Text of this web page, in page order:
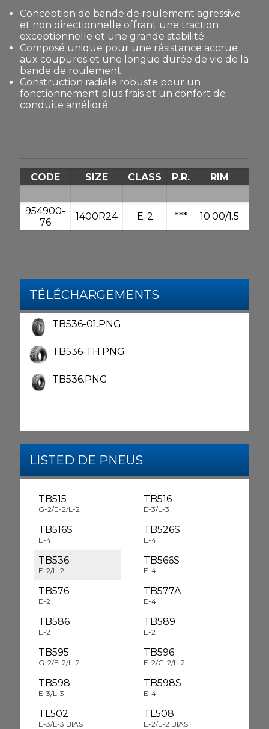
Conception de bande de roulement agressive
et non directionnelle offrant une traction
exceptionnelle et une grande stabilité.
Composé unique pour une résistance accrue
aux coupures et une longue durée de vie de la
bande de roulement.
Construction radiale robuste pour un
fonctionnement plus frais et un confort de
conduite amélioré.
CODE SIZE CLASS P.R. RIM
954900-
76
1400R24 E-2 *** 10.00/1.5
TÉLÉCHARGEMENTS
TB536-01.PNG
TB536-TH.PNG
TB536.PNG
LISTED DE PNEUS
TB515
G-2/E-2/L-2
TB516
E-3/L-3
TB516S
E-4
TB526S
E-4
TB536
E-2/L-2
TB566S
E-4
TB576
E-2
TB577A
E-4
TB586
E-2
TB589
E-2
TB595
G-2/E-2/L-2
TB596
E-2/G-2/L-2
TB598
E-3/L-3
TB598S
E-4
TL502
E-3/L-3 BIAS
TL508
E-2/L-2 BIAS